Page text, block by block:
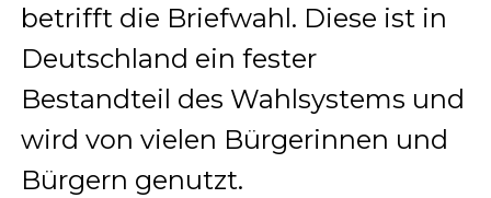
betrifft die Briefwahl. Diese ist in
Deutschland ein fester
Bestandteil des Wahlsystems und
wird von vielen Bürgerinnen und
Bürgern genutzt.